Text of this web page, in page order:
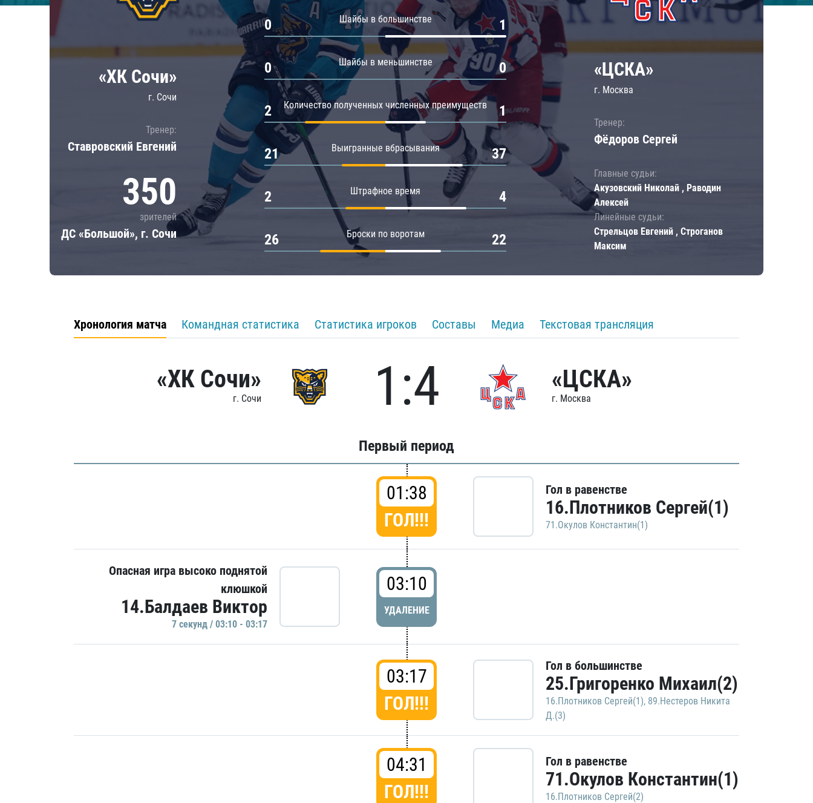
Локомотив
ЦСКА
Шанхайские Драконы
Амур
Барыс
Салават Юлаев
«ХК Сочи»
г. Сочи
Тренер:
Ставровский Евгений
350
зрителей
ДС «Большой», г. Сочи
Шайбы в большинстве
0 1
Шайбы в меньшинстве
0 0
Количество полученных численных преимуществ
2 1
Выигранные вбрасывания
21 37
Штрафное время
2 4
Броски по воротам
26 22
«ЦСКА»
г. Москва
Тренер:
Фёдоров Сергей
Главные судьи:
Акузовский Николай , Раводин
Алексей
Линейные судьи:
Стрельцов Евгений , Строганов
Максим
Хронология матча Командная статистика Статистика игроков Составы Медиа Текстовая трансляция
«ХК Сочи»
г. Сочи 1:4 «ЦСКА»
г. Москва
Первый период
01:38
ГОЛ!!!
Гол в равенстве
16.Плотников Сергей(1)
71.Окулов Константин(1)
Опасная игра высоко поднятой
клюшкой
14.Балдаев Виктор
7 секунд / 03:10 - 03:17
03:10
УДАЛЕНИЕ
03:17
ГОЛ!!!
Гол в большинстве
25.Григоренко Михаил(2)
16.Плотников Сергей(1), 89.Нестеров Никита
Д.(3)
04:31
ГОЛ!!!
Гол в равенстве
71.Окулов Константин(1)
16.Плотников Сергей(2)